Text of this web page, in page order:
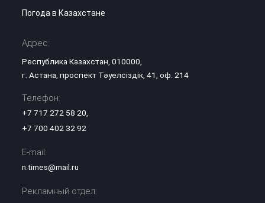
Погода в Казахстане
Адрес:
Республика Казахстан, 010000,
г. Астана, проспект Тәуелсіздік, 41, оф. 214
Телефон:
+7 717 272 58 20
+7 700 402 32 92
E-mail:
n.times@mail.ru
Рекламный отдел: